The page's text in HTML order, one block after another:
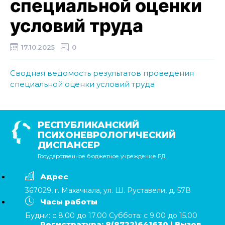
специальной оценки
условий труда
17.10.2025 0
Сводная ведомость результатов проведения
специальной оценки условий труда
РЕСПУБЛИКАНСКИЙ
ПСИХОНЕВРОЛОГИЧЕСКИЙ
ДИСПАНСЕР
Государственное бюджетное учреждение РД
Адрес
367029, г. Махачкала, ул. Ш. Руставели, д. 57В
Часы работы
Будни: с 8.00 до 17.00 Суббота: с 9.00 до 15.00